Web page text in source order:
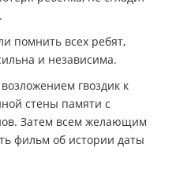
помнить всех ребят,
и независима.
гвоздик к
стены памяти с
Затем всем желающим
фильм об истории даты